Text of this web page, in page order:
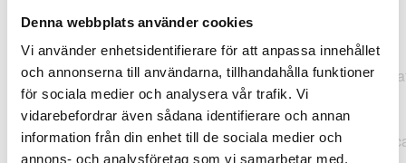
Denna webbplats använder cookies
Vi använder enhetsidentifierare för att anpassa innehållet
och annonserna till användarna, tillhandahålla funktioner
för sociala medier och analysera vår trafik. Vi
vidarebefordrar även sådana identifierare och annan
information från din enhet till de sociala medier och
annons- och analysföretag som vi samarbetar med.
TypeError: "".concat(...).concat(...).replaceAll is not a
function at
https://webshop.pressbyran.se/_next/static/chunks/pages/
b1763451a2186f9e.js:1:11050 at Array.map
(<anonymous>) at K
(https://webshop.pressbyran.se/_next/static/chunks/pages/